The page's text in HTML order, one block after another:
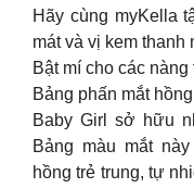
Hãy cùng myKella
mát và vị kem thanh
Bật mí cho các
Bảng phấn mắt
Baby Girl sở hữu
Bảng màu mắt
hồng trẻ trung, tự